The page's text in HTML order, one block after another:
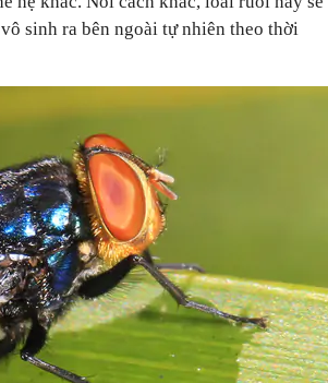
sinh ra bên ngoài tự nhiên theo thời